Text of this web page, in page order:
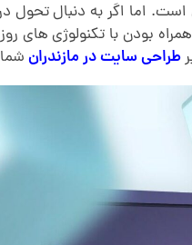
است. اما اگر به دنبال
بودن با تکنولوژی های
طراحی سایت در مازندران